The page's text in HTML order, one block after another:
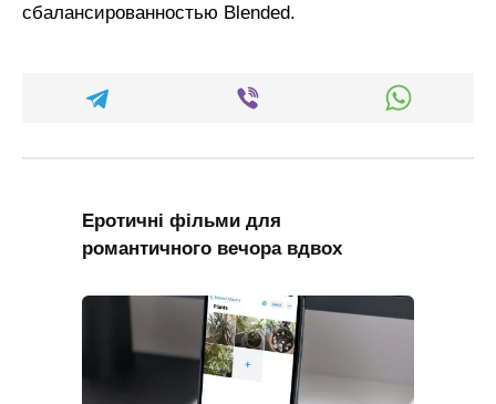
сбалансированностью Blended.
Еротичні фільми для
романтичного вечора вдвох